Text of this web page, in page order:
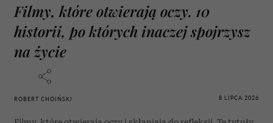
Filmy, które otwierają oczy. 10
historii, po których inaczej spojrzysz
na życie
ROBERT CHOIŃSKI 8 LIPCA 2026